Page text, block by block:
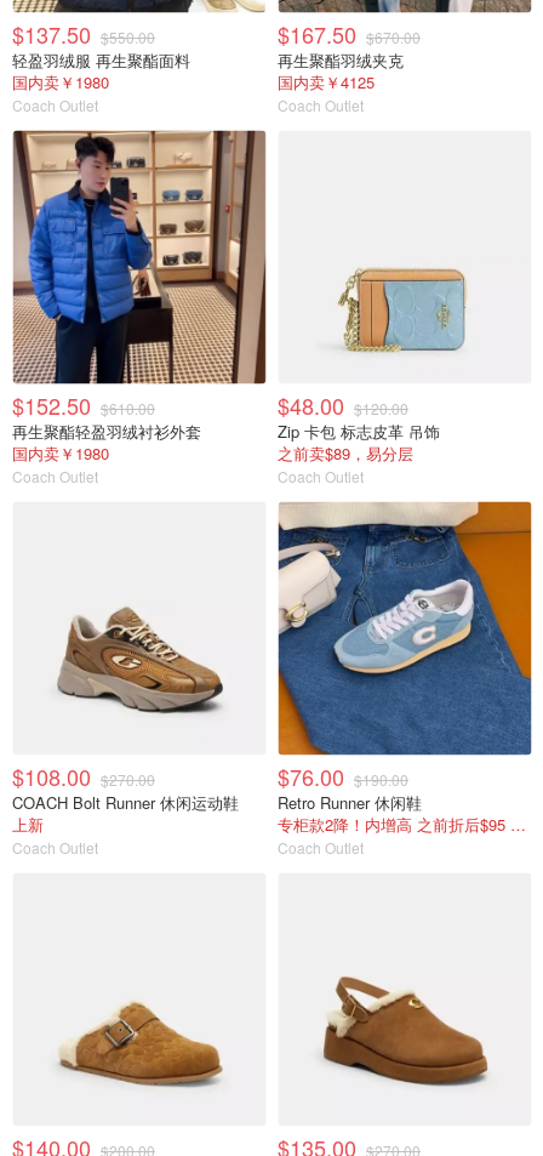
$137.50 $550.00
轻盈羽绒服 再生聚酯面料
国内卖￥1980
Coach Outlet
$167.50 $670.00
再生聚酯羽绒夹克
国内卖￥4125
Coach Outlet
$152.50 $610.00
再生聚酯轻盈羽绒衬衫外套
国内卖￥1980
Coach Outlet
$48.00 $120.00
Zip 卡包 标志皮革 吊饰
之前卖$89，易分层
Coach Outlet
$108.00 $270.00
COACH Bolt Runner 休闲运动鞋
上新
Coach Outlet
$76.00 $190.00
Retro Runner 休闲鞋
专柜款2降！内增高 之前折后$95 国内￥1350
Coach Outlet
$140.00 $200.00 $135.00 $270.00